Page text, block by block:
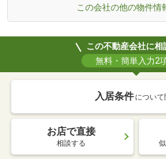
この会社の他の物件情
この不動産会社に相
無料・簡単入力2
入居条件 について
お店で直接
相談する